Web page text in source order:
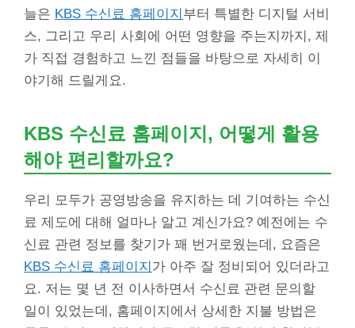
늘은 KBS 수신료 홈페이지 부터 특별한 디지털 서비
스, 그리고 우리 사회에 어떤 영향을 주는지까지, 제
가 직접 경험하고 느낀 점들을 바탕으로 자세히 이
야기해 드릴게요.
KBS 수신료 홈페이지, 어떻게 활용
해야 편리할까요?
우리 모두가 공영방송을 유지하는 데 기여하는 수신
료 제도에 대해 얼마나 알고 계신가요? 예전에는 수
신료 관련 정보를 찾기가 꽤 번거로웠는데, 요즘은
KBS 수신료 홈페이지 가 아주 잘 정비되어 있더라고
요. 저는 몇 년 전 이사하면서 수신료 관련 문의할
일이 있었는데, 홈페이지에서 상세한 지불 방법은